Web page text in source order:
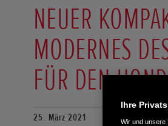
NEUER
MODERNES
FÜR DEN
25. März 2021
Ihre
Wir und unsere